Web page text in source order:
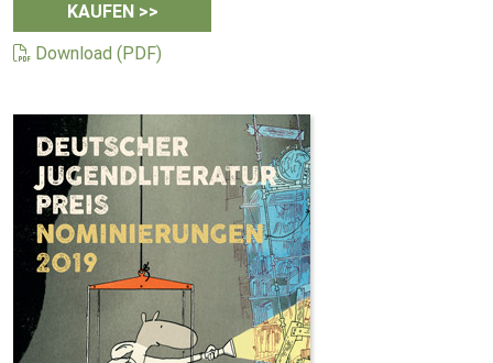
KAUFEN >>
Download (PDF)